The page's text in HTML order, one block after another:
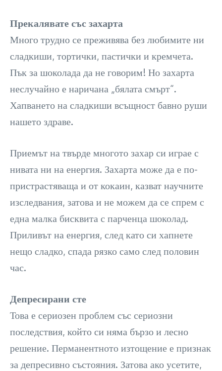
Прекалявате със захарта
Много трудно се преживява без любимите ни
сладкиши, тортички, пастички и кремчета.
Пък за шоколада да не говорим! Но захарта
неслучайно е наричана „бялата смърт“.
Хапването на сладкиши всъщност бавно руши
нашето здраве.
Приемът на твърде многото захар си играе с
нивата ни на енергия. Захарта може да е по-
пристрастяваща и от кокаин, казват научните
изследвания, затова и не можем да се спрем с
една малка бисквита с парченца шоколад.
Приливът на енергия, след като си хапнете
нещо сладко, спада рязко само след половин
час.
Депресирани сте
Това е сериозен проблем със сериозни
последствия, който си няма бързо и лесно
решение. Перманентното изтощение е признак
за депресивно състояния. Затова ако усетите,